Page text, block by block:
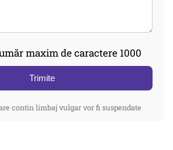
maxim de caractere 1000
Trimite
contin limbaj vulgar vor fi suspendate